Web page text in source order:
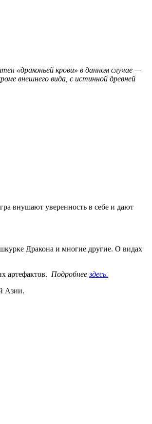
«драконьей крови» в данном случае —
внешнего вида, с истинной древней
внушают уверенность в себе и дают
Дракона и многие другие. О видах
артефактов. Подробнеездесь.
Азии.